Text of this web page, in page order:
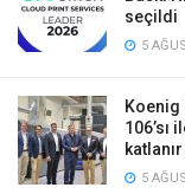
seçildi
5
Koenig
106’sı
5